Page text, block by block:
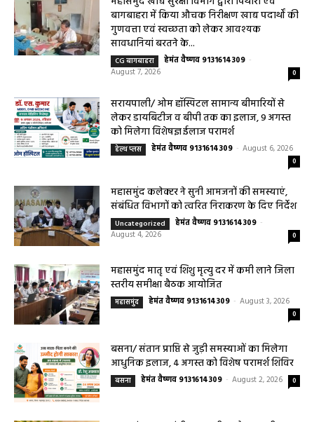
Uncategorized हेमंत वैष्णव 9131614309
August 7, 2026
0
महासमुंद खाद्य सुरक्षा विभाग द्वारा पिथौरा एवं
बागबाहरा में किया औचक निरीक्षण खाद्य पदार्थों की
गुणवत्ता एवं स्वच्छता को लेकर आवश्यक
सावधानियां बरतने के...
CG बागबाहरा हेमंत वैष्णव 9131614309 -
August 7, 2026
सरायपाली/ ओम हॉस्पिटल सामान्य बीमारियों से
लेकर डायबिटीज व बीपी तक का इलाज, 9 अगस्त
को मिलेगा विशेषज्ञ ईलाज परामर्श
हेल्थ प्लस हेमंत वैष्णव 9131614309 August 6, 2026
0
महासमुंद कलेक्टर ने सुनी आमजनों की समस्याएं,
Uncategorized हेमंत वैष्णव 9131614309 -
August 4, 2026
महासमुंद मातृ एवं शिशु मृत्यु दर में कमी लाने जिला
महासमुंद हेमंत वैष्णव 9131614309 - August 3, 2026
0